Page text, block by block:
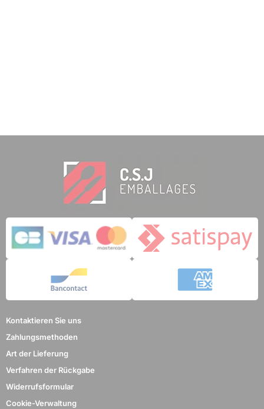
Kontaktieren Sie uns
Zahlungsmethoden
Art der Lieferung
Verfahren der Rückgabe
Widerrufsformular
Cookie-Verwaltung